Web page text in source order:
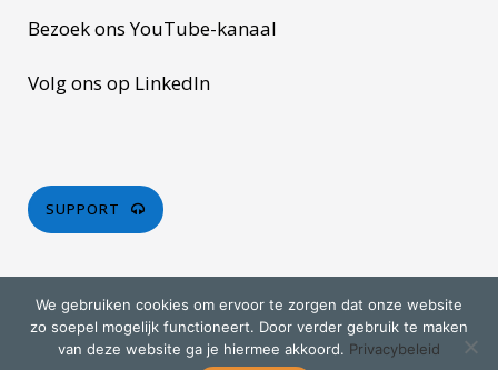
Bezoek ons YouTube-kanaal
Volg ons op LinkedIn
SUPPORT
© Copyright 2026 Liemar Software. All rights reserved.
We gebruiken cookies om ervoor te zorgen dat onze website
zo soepel mogelijk functioneert. Door verder gebruik te maken
van deze website ga je hiermee akkoord. Privacybeleid